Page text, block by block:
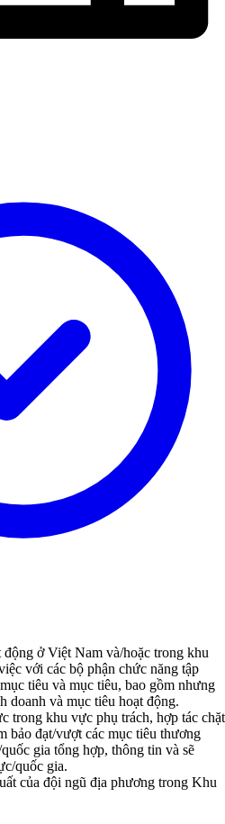
ở Việt Nam và/hoặc trong khu
với các bộ phận chức năng tập
tiêu và mục tiêu, bao gồm nhưng
doanh và mục tiêu hoạt động.
trong khu vực phụ trách, hợp tác chặt
bảo đạt/vượt các mục tiêu thương
gia tổng hợp, thông tin và sẽ
quốc gia.
của đội ngũ địa phương trong Khu